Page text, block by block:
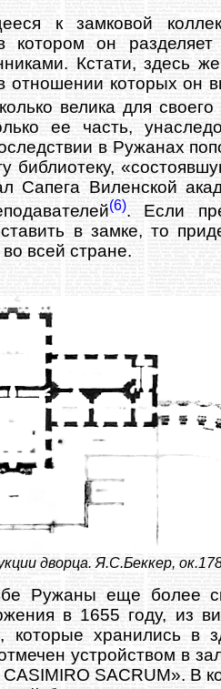
к замковой
он
Кстати, здесь
отношении которых он
велика для
ее часть,
в Ружанах
Сапега Виленской
(6). Если
в замке, то
всей стране.
дворца. Я.С.Беккер,
Ружаны еще более
в 1655 году, из
хранились в
устройством в
SACRUM». В